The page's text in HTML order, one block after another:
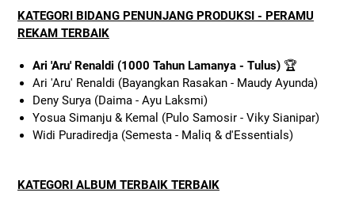
KATEGORI BIDANG PENUNJANG PRODUKSI - PERAMU
REKAM TERBAIK
Ari 'Aru' Renaldi (1000 Tahun Lamanya - Tulus)🏆
Ari 'Aru' Renaldi (Bayangkan Rasakan - Maudy Ayunda)
Deny Surya (Daima - Ayu Laksmi)
Yosua Simanju & Kemal (Pulo Samosir - Viky Sianipar)
Widi Puradiredja (Semesta - Maliq & d'Essentials)
KATEGORI ALBUM TERBAIK TERBAIK